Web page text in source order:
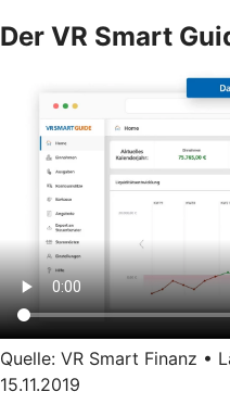
Der VR Smart
Quelle: VR Smart Finanz •
15.11.2019